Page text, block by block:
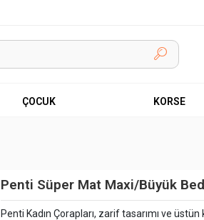
ÇOCUK KORSE
Penti Süper Mat Maxi/Büyük
Penti Kadın Çorapları, zarif tasarımı ve